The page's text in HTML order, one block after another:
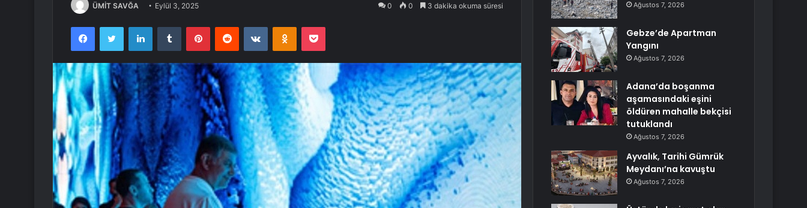
ÜMİT SAVĞA Eylül 3, 2025 0 0 3 dakika okuma süresi
FacebookTwitter LinkedInTumblr PinterestReddit VKontakteOdnoklassniki
Pocket
Ağustos 7, 2026
Gebze’de Apartman
Yangını
Ağustos 7, 2026
Adana’da boşanma
aşamasındaki eşini
öldüren mahalle bekçisi
tutuklandı
Ağustos 7, 2026
Ayvalık, Tarihi Gümrük
Meydanı’na kavuştu
Ağustos 7, 2026